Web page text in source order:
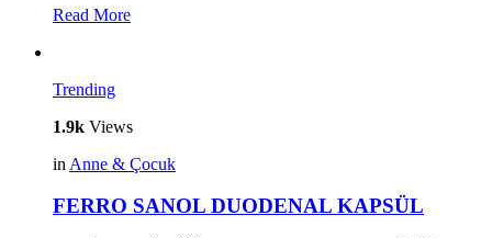
Read More
Trending
1.9k Views
in Anne & Çocuk
FERRO SANOL DUODENAL KAPSÜL